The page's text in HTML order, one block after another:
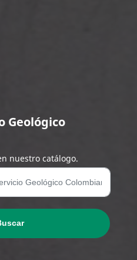
Geológico
nuestro catálogo.